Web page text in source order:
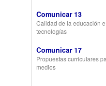
Comunicar 13
Calidad de la educación
tecnologías
Comunicar 17
Propuestas curriculares
medios